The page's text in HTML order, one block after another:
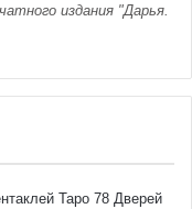
издания "Дарья.